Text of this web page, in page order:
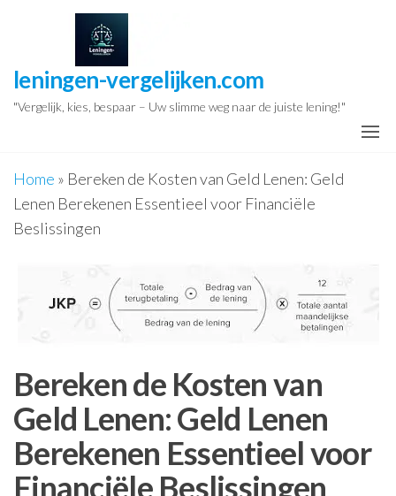
inhoud
leningen-vergelijken.com
"Vergelijk, kies, bespaar – Uw slimme weg naar de juiste lening!"
Home » Bereken de Kosten van Geld Lenen: Geld
Lenen Berekenen Essentieel voor Financiële
Beslissingen
Bereken de Kosten van
Geld Lenen: Geld Lenen
Berekenen Essentieel voor
Financiële Beslissingen